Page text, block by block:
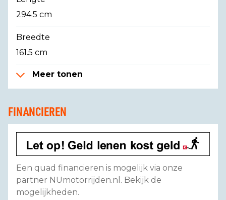
294.5 cm
Breedte
161.5 cm
Meer tonen
FINANCIEREN
Een quad financieren is mogelijk via onze
partner NUmotorrijden.nl. Bekijk de
mogelijkheden.